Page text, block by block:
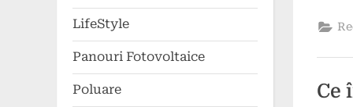
Ce
LifeStyle
Panouri Fotovoltaice
Poluare